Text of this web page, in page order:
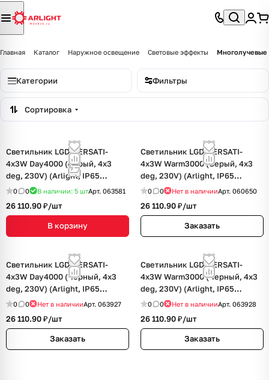
Главная Каталог Наружное освещение Световые эффекты Многолучевые
Категории Фильтры
Сортировка
Светильник LGD-VERSATI-
4x3W Day4000 (Серый, 4x3
deg, 230V) (Arlight, IP65
Металл, 3 года)
0 0 В наличии: 5 штАрт. 063581
26 110.90 ₽/шт
В корзину
Светильник LGD-VERSATI-
4x3W Warm3000 (Серый, 4x3
deg, 230V) (Arlight, IP65
Металл, 3 года)
0 0 Нет в наличииАрт. 060650
26 110.90 ₽/шт
Заказать
Светильник LGD-VERSATI-
4x3W Day4000 (Черный, 4x3
deg, 230V) (Arlight, IP65
Металл, 3 года)
0 0 Нет в наличииАрт. 063927
26 110.90 ₽/шт
Заказать
Светильник LGD-VERSATI-
4x3W Warm3000 (Черный, 4x3
deg, 230V) (Arlight, IP65
Металл, 3 года)
0 0 Нет в наличииАрт. 063928
26 110.90 ₽/шт
Заказать